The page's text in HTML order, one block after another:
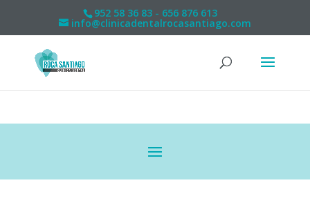
952 58 36 83 - 656 876 613
info@clinicadentalrocasantiago.com